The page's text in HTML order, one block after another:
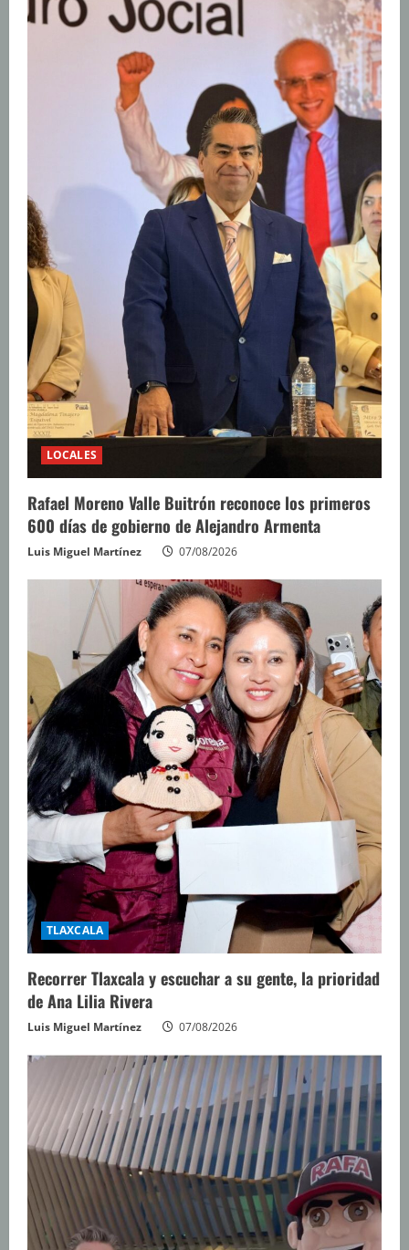
LOCALES
Rafael Moreno Valle Buitrón reconoce los primeros
600 días de gobierno de Alejandro Armenta
Luis Miguel Martínez 07/08/2026
TLAXCALA
Recorrer Tlaxcala y escuchar a su gente, la prioridad
de Ana Lilia Rivera
Luis Miguel Martínez 07/08/2026